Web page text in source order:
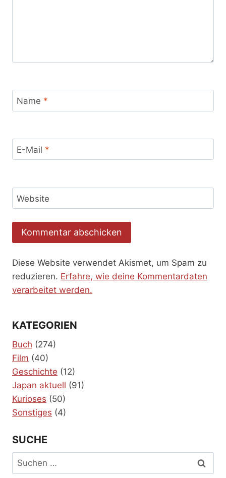
Name *
E-Mail *
Website
Diese Website verwendet Akismet, um Spam zu
reduzieren. Erfahre, wie deine Kommentardaten
verarbeitet werden.
KATEGORIEN
Buch (274)
Film (40)
Geschichte (12)
Japan aktuell (91)
Kurioses (50)
Sonstiges (4)
SUCHE
Suchen
nach: